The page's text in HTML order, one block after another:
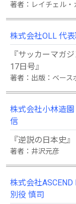
著者：レイチェル・
株式会社OLL 代
『サッカーマガ
17日号』
著者：出版：ベース
株式会社小林造
信
『逆説の日本史』
著者：井沢元彦
株式会社
別役 慎司